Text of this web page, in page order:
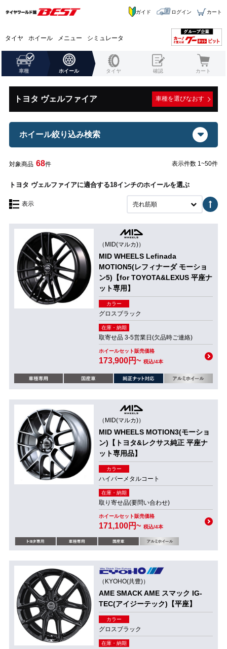
タイヤ ホイール メニュー シミュレータ
ガイド ログイン カート
車種 ホイール タイヤ 確認 カート
トヨタ ヴェルファイア 車種を選びなおす
ホイール絞り込み検索
対象商品 68件 表示件数 1~50件
トヨタ ヴェルファイアに適合する18インチのホイールを選ぶ
表示 売れ筋順
（MID(マルカ)）
MID WHEELS Lefinada
MOTION5(レフィナーダ モーショ
ン5)【for TOYOTA&LEXUS 平座ナ
ット専用】
カラー
グロスブラック
在庫・納期
取寄せ品 3-5営業日(欠品時ご連絡)
ホイールセット販売価格
173,900円~ 税込/4本
（MID(マルカ)）
MID WHEELS MOTION3(モーショ
ン)【トヨタ&レクサス純正 平座ナ
ット専用品】
カラー
ハイパーメタルコート
在庫・納期
取り寄せ品(要問い合わせ)
ホイールセット販売価格
171,100円~ 税込/4本
（KYOHO(共豊)）
AME SMACK AME スマック IG-
TEC(アイジーテック)【平座】
カラー
グロスブラック
在庫・納期